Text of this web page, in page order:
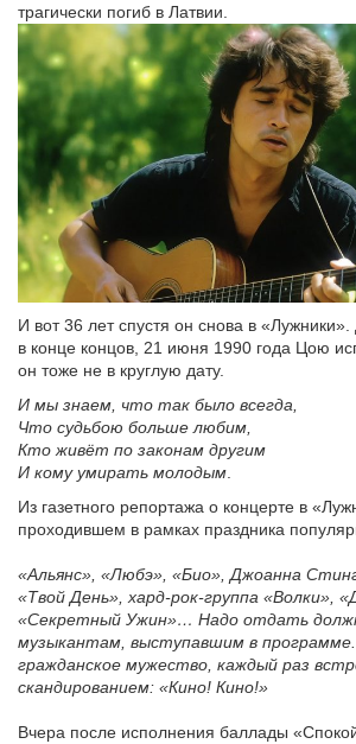
трагически погиб в Латвии.
И вот 36 лет спустя он снова в «Лужники».
в конце концов, 21 июня 1990 года Цою
он тоже не в круглую дату.
И мы знаем, что так было всегда,
Что судьбою больше любим,
Кто живёт по законам другим
И кому умирать молодым
Из газетного репортажа о концерте в
проходившем в рамках праздника
«Альянс», «Любэ», «Био», Джоанна
«Твой День», хард-рок-группа «Волки»,
«Секретный Ужин»… Надо отдать
музыкантам, выступавшим в
гражданское мужество, каждый раз
скандированием: «Кино! Кино!»
Вчера после исполнения баллады